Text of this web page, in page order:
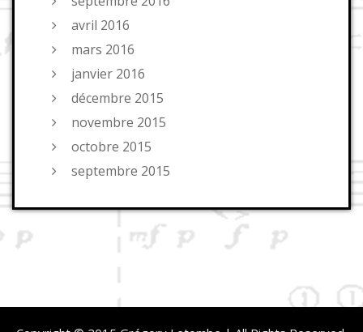
avril 2016
mars 2016
janvier 2016
décembre 2015
novembre 2015
octobre 2015
septembre 2015